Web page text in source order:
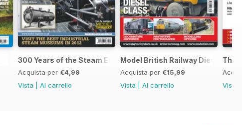
300 Years of the Steam Engine
Acquista per €4,99
Vista
Al carrello
Model British Railway Diesel
Acquista per €15,99
Vista
Al carrello
The
Vista